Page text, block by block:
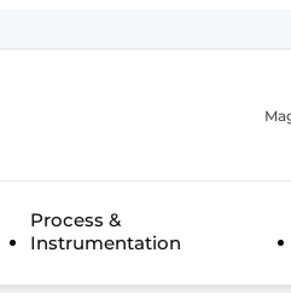
Process &
Instrumentation